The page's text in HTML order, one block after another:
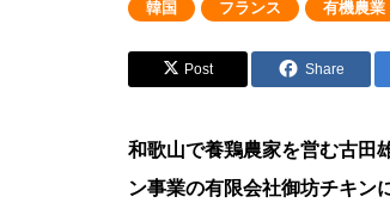
韓国 フランス 有機農業
Post Share
和歌山で養鶏農家を営む古田
ン事業の有限会社御坊チキン